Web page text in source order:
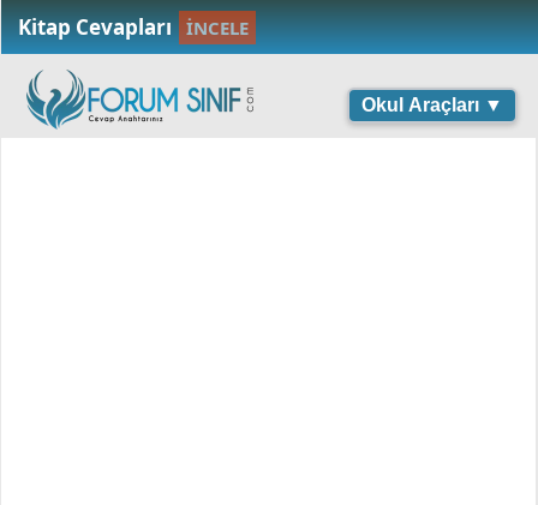
Kitap Cevapları İNCELE
Okul Araçları ▼